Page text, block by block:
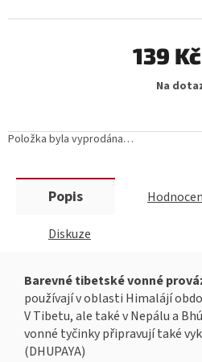
Položka byla vyprodána…
139 Kč
cena:Na
Popis
Diskuze
Barevné tibetské vonné
používají v oblasti Himalájí
V Tibetu, ale také v Nepálu a
vonné tyčinky připravují také
(DHUPAYA)